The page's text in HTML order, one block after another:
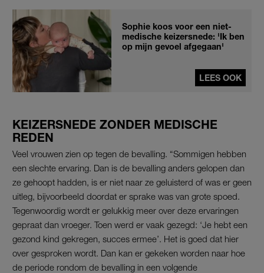
Sophie koos voor een niet-
medische keizersnede: 'Ik ben
op mijn gevoel afgegaan'
LEES OOK
KEIZERSNEDE ZONDER MEDISCHE
REDEN
Veel vrouwen zien op tegen de bevalling. “Sommigen hebben
een slechte ervaring. Dan is de bevalling anders gelopen dan
ze gehoopt hadden, is er niet naar ze geluisterd of was er geen
uitleg, bijvoorbeeld doordat er sprake was van grote spoed.
Tegenwoordig wordt er gelukkig meer over deze ervaringen
gepraat dan vroeger. Toen werd er vaak gezegd: ‘Je hebt een
gezond kind gekregen, succes ermee’. Het is goed dat hier
over gesproken wordt. Dan kan er gekeken worden naar hoe
de periode rondom de bevalling in een volgende